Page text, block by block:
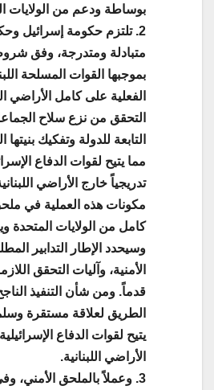
بوساطة ودعم من الولايات
2. تلتزم حكومة إسرائيل
متبادلة ومتدرجة، وفق
بموجبها القوات المسلحة
الفعلية على كامل الأراضي
التحقق من نزع سلاح
التابعة للدولة وتفكيك بنيتها
مما يتيح لقوات الدفاع
تدريجياً خارج الأراضي
مكونات هذه العملية في
كامل من الولايات المتحدة
وسيحدد الإطار التدابير
الأمنية، وآليات التحقق
قدماً. ومن شأن التنفيذ
الطريق لعلاقة مستقرة
يتيح لقوات الدفاع
الأراضي اللبنانية.
3. وعملاً بالملحق الأمني،